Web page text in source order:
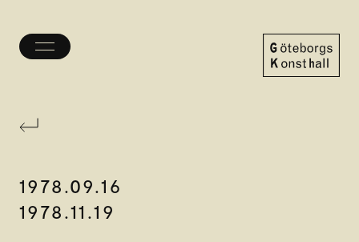
Öppna/stäng
1978.09.16
1978.11.19